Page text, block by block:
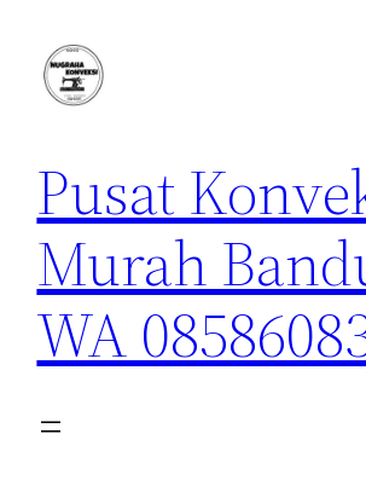
konten
Pusat
Murah
WA